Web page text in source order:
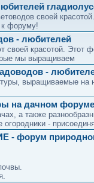
своей
к форуму!
- любителей
своей красотой. Этот
мы выращиваем
-
выращиваемые на
на дачном форуме
а также
-
форум